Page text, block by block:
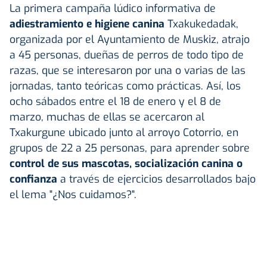
La primera campaña lúdico informativa de
adiestramiento e higiene canina Txakukedadak,
organizada por el Ayuntamiento de Muskiz, atrajo
a 45 personas, dueñas de perros de todo tipo de
razas, que se interesaron por una o varias de las
jornadas, tanto teóricas como prácticas. Así, los
ocho sábados entre el 18 de enero y el 8 de
marzo, muchas de ellas se acercaron al
Txakurgune ubicado junto al arroyo Cotorrio, en
grupos de 22 a 25 personas, para aprender sobre
control de sus mascotas, socialización canina o
confianza a través de ejercicios desarrollados bajo
el lema "¿Nos cuidamos?".